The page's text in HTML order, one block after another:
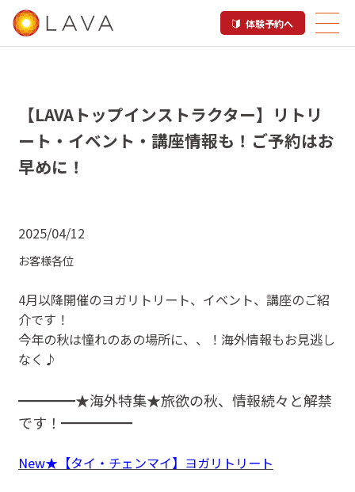
体験予約へ
【LAVAトップインストラクター】リトリ
ート・イベント・講座情報も！ご予約はお
早めに！
2025/04/12
お客様各位
4月以降開催のヨガリトリート、イベント、講座のご紹
介です！
今年の秋は憧れのあの場所に、、！海外情報もお見逃し
なく♪
━━━━★海外特集★旅欲の秋、情報続々と解禁
です！━━━━━
New★【タイ・チェンマイ】ヨガリトリート